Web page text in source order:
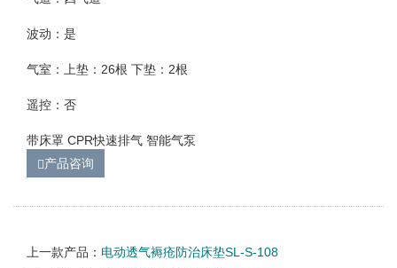
波动：是
气室：上垫：26根 下垫：2根
遥控：否
带床罩 CPR快速排气 智能气泵
产品咨询
上一款产品： 电动透气褥疮防治床垫SL-S-108